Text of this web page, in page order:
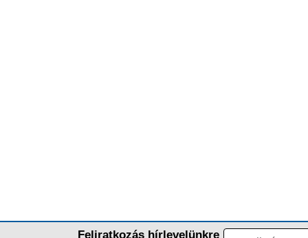
Feliratkozás hírlevelünkre